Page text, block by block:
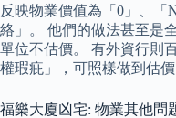
反映物業價值為「0」、「
絡」。 他們的做法甚至是
單位不估價。 有外資行則
權瑕疪」，可照樣做到估價
福樂大廈凶宅: 物業其他問